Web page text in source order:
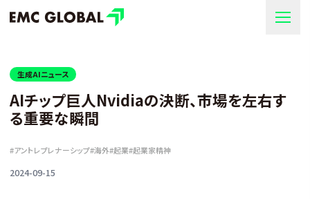
生成AIニュース
AIチップ巨人Nvidiaの決断、市場を左右す
る重要な瞬間
#アントレプレナーシップ#海外#起業#起業家精神
2024-09-15